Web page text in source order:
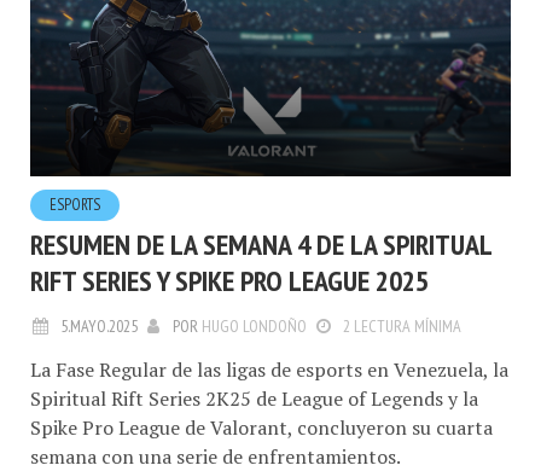
ESPORTS
RESUMEN DE LA SEMANA 4 DE LA SPIRITUAL
RIFT SERIES Y SPIKE PRO LEAGUE 2025
5.MAYO.2025 POR HUGO LONDOÑO 2 LECTURA MÍNIMA
La Fase Regular de las ligas de esports en Venezuela, la
Spiritual Rift Series 2K25 de League of Legends y la
Spike Pro League de Valorant, concluyeron su cuarta
semana con una serie de enfrentamientos.